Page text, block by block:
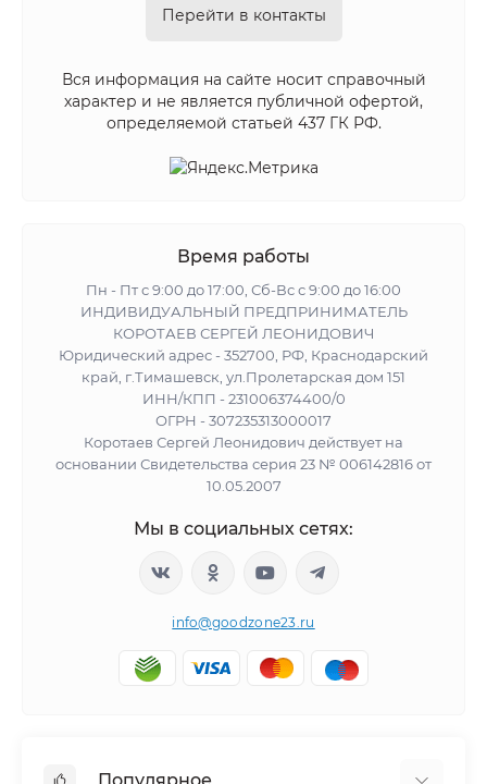
Перейти в контакты
Вся информация на сайте носит справочный
характер и не является публичной офертой,
определяемой статьей 437 ГК РФ.
Время работы
Пн - Пт с 9:00 до 17:00, Сб-Вс с 9:00 до 16:00
ИНДИВИДУАЛЬНЫЙ ПРЕДПРИНИМАТЕЛЬ
КОРОТАЕВ СЕРГЕЙ ЛЕОНИДОВИЧ
Юридический адрес - 352700, РФ, Краснодарский
край, г.Тимашевск, ул.Пролетарская дом 151
ИНН/КПП - 231006374400/0
ОГРН - 307235313000017
Коротаев Сергей Леонидович действует на
основании Свидетельства серия 23 № 006142816 от
10.05.2007
Мы в социальных сетях:
info@goodzone23.ru